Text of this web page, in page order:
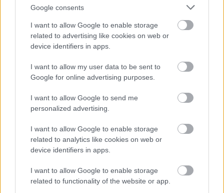
Google consents
I want to allow Google to enable storage
related to advertising like cookies on web or
device identifiers in apps.
I want to allow my user data to be sent to
Google for online advertising purposes.
I want to allow Google to send me
personalized advertising.
I want to allow Google to enable storage
related to analytics like cookies on web or
device identifiers in apps.
I want to allow Google to enable storage
related to functionality of the website or app.
mernek segítséget kérni.
Ahhoz, hogy ezek a bántalmazott emberek
megpróbáljanak kitörni és helyrebillenteni az
életüket az is kellene, hogy a környezet is másként
álljon hozzá. Sajnos az áldozathibáztatás aranykorát
éljük. Ezen is fontos lenne változtatni. Sokan azért
ragadnak egy kizsákmányoló kapcsolatban vagy
azért nem szólnak, hogy megerőszakolták őket, mert
nemcsak a bántalmazótól félnek, hanem a
közvéleménytől. A legtöbb esetben durva támadás a
válasz, ahelyett, hogy megértést és segítséget
kapnának.
Remélem sok emberhez eljut a kötet, mert érdemes
szembesülni a sötét, fájdalmas valósággal. Dacia
Maraini elénk tárja a tényeket, de az olvasóra